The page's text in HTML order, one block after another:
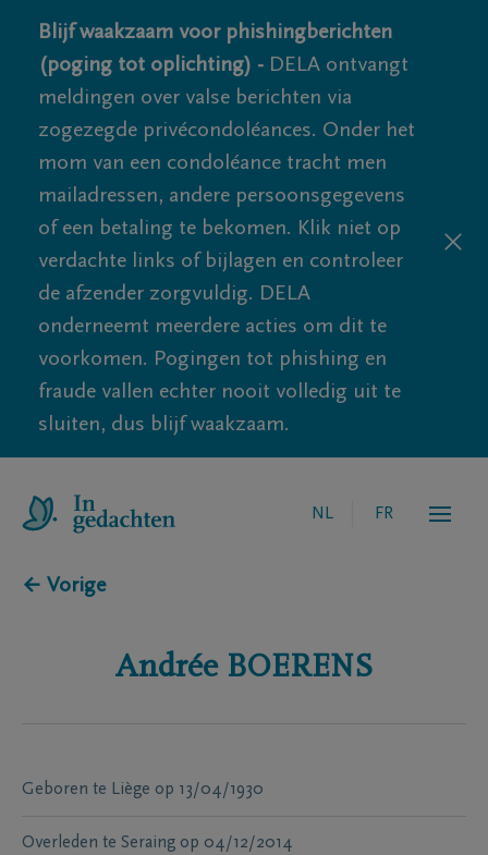
Blijf waakzaam voor phishingberichten
(poging tot oplichting) - DELA ontvangt
meldingen over valse berichten via
zogezegde privécondoléances. Onder het
mom van een condoléance tracht men
mailadressen, andere persoonsgegevens
of een betaling te bekomen. Klik niet op
verdachte links of bijlagen en controleer
de afzender zorgvuldig. DELA
onderneemt meerdere acties om dit te
voorkomen. Pogingen tot phishing en
fraude vallen echter nooit volledig uit te
sluiten, dus blijf waakzaam.
NL FR
← Vorige
Andrée BOERENS
Geboren te Liège op 13/04/1930
Overleden te Seraing op 04/12/2014